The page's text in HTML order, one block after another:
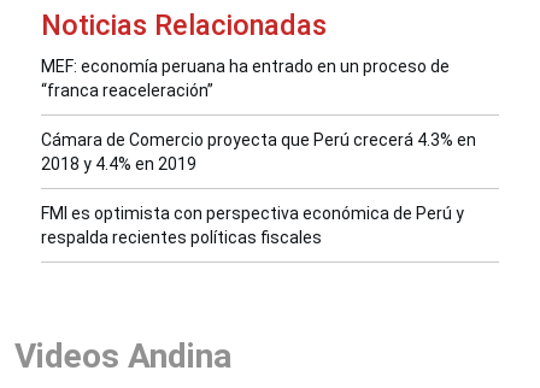
Noticias Relacionadas
MEF: economía peruana ha entrado en un proceso de
“franca reaceleración”
Cámara de Comercio proyecta que Perú crecerá 4.3% en
2018 y 4.4% en 2019
FMI es optimista con perspectiva económica de Perú y
respalda recientes políticas fiscales
Videos Andina